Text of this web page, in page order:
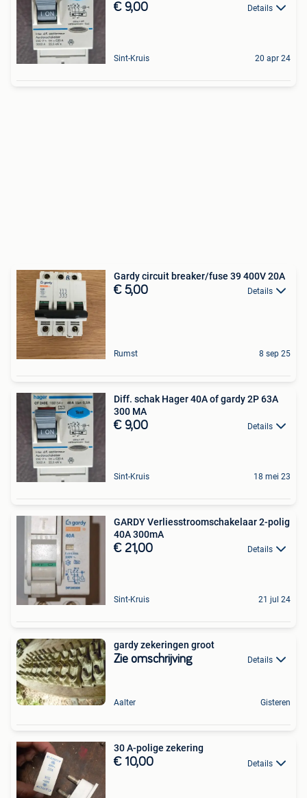
€ 9,00 Details
Sint-Kruis 20 apr 24
Gardy circuit breaker/fuse 39 400V 20A
€ 5,00 Details
Rumst 8 sep 25
Diff. schak Hager 40A of gardy 2P 63A
300 MA
€ 9,00 Details
Sint-Kruis 18 mei 23
GARDY Verliesstroomschakelaar 2-polig
40A 300mA
€ 21,00 Details
Sint-Kruis 21 jul 24
gardy zekeringen groot
Zie omschrijving Details
Aalter Gisteren
30 A-polige zekering
€ 10,00 Details